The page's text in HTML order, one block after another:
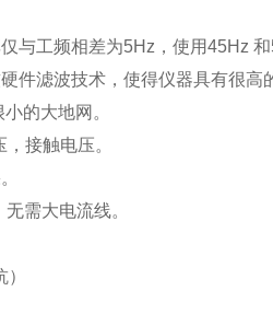
与工频相差为5Hz，使用45Hz 和
件滤波技术，使得仪器具有很高
的大地网。
接触电压。
需大电流线。
）